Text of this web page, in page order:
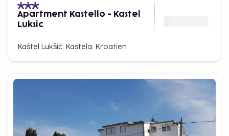
Apartment Kastello - Kastel
Luksic
Kaštel Lukšić, Kastela, Kroatien